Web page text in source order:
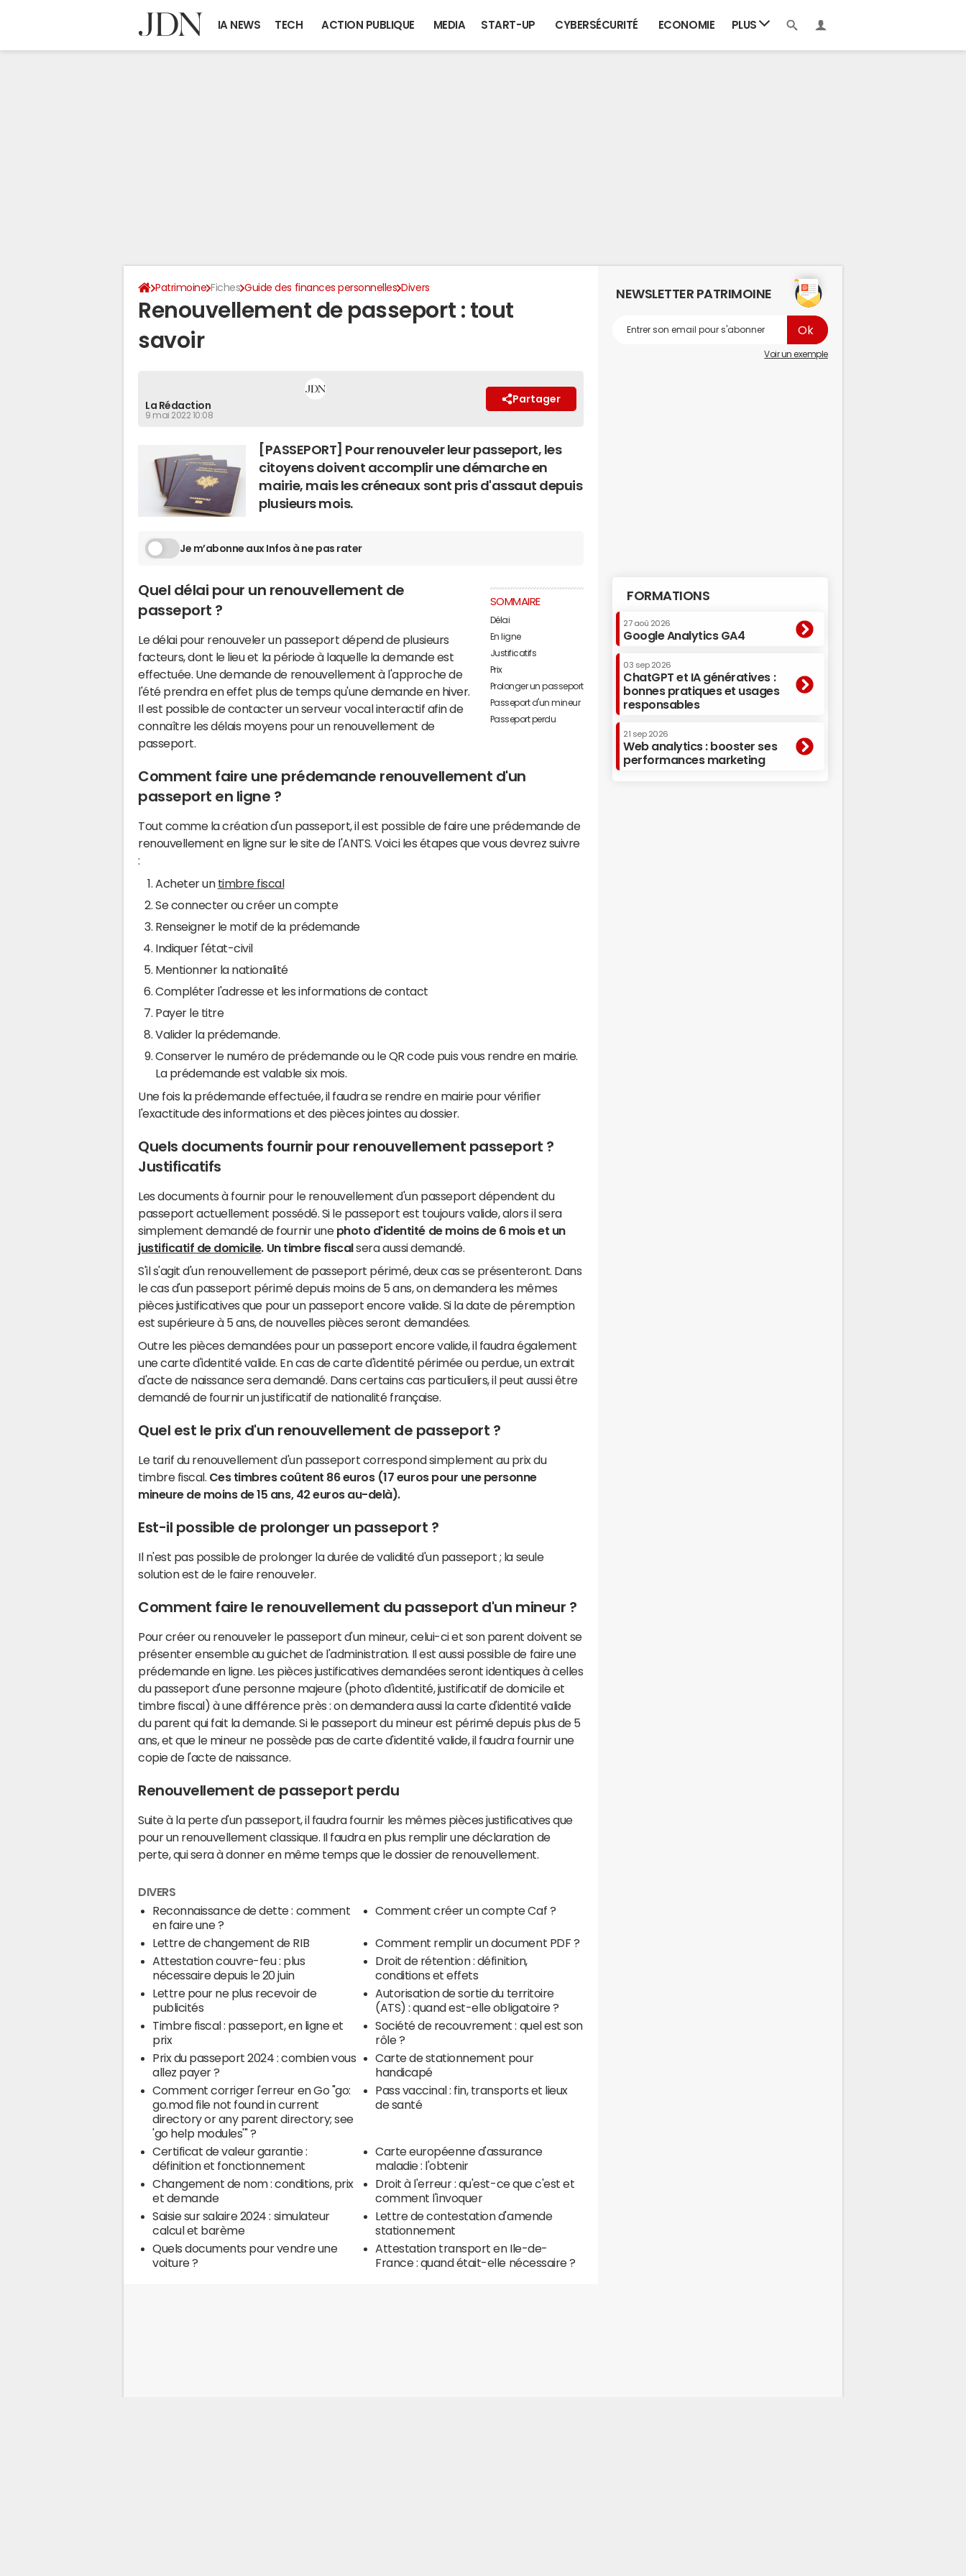
IA NEWS TECH ACTION PUBLIQUE MEDIA START-UP CYBERSÉCURITÉ ECONOMIE PLUS
Patrimoine Fiches Guide des finances personnelles Divers
Renouvellement de passeport : tout
savoir
La Rédaction
9 mai 2022 10:08
Partager
[PASSEPORT] Pour renouveler leur passeport, les
citoyens doivent accomplir une démarche en
mairie, mais les créneaux sont pris d'assaut depuis
plusieurs mois.
Je m’abonne aux Infos à ne pas rater
SOMMAIRE
Délai
En ligne
Justificatifs
Prix
Prolonger un passeport
Passeport d'un mineur
Passeport perdu
Quel délai pour un renouvellement de
passeport ?
Le délai pour renouveler un passeport dépend de plusieurs
facteurs, dont le lieu et la période à laquelle la demande est
effectuée. Une demande de renouvellement à l'approche de
l'été prendra en effet plus de temps qu'une demande en hiver.
Il est possible de contacter un serveur vocal interactif afin de
connaître les délais moyens pour un renouvellement de
passeport.
Comment faire une prédemande renouvellement d'un
passeport en ligne ?
Tout comme la création d'un passeport, il est possible de faire une prédemande de
renouvellement en ligne sur le site de l'ANTS. Voici les étapes que vous devrez suivre
:
Acheter un timbre fiscal
Se connecter ou créer un compte
Renseigner le motif de la prédemande
Indiquer l'état-civil
Mentionner la nationalité
Compléter l'adresse et les informations de contact
Payer le titre
Valider la prédemande.
Conserver le numéro de prédemande ou le QR code puis vous rendre en mairie.
La prédemande est valable six mois.
Une fois la prédemande effectuée, il faudra se rendre en mairie pour vérifier
l'exactitude des informations et des pièces jointes au dossier.
Quels documents fournir pour renouvellement passeport ?
Justificatifs
Les documents à fournir pour le renouvellement d'un passeport dépendent du
passeport actuellement possédé. Si le passeport est toujours valide, alors il sera
simplement demandé de fournir unephoto d'identité de moins de 6 mois et un
justificatif de domicile. Un timbre fiscal sera aussi demandé.
S'il s'agit d'un renouvellement de passeport périmé, deux cas se présenteront. Dans
le cas d'un passeport périmé depuis moins de 5 ans, on demandera les mêmes
pièces justificatives que pour un passeport encore valide. Si la date de péremption
est supérieure à 5 ans, de nouvelles pièces seront demandées.
Outre les pièces demandées pour un passeport encore valide, il faudra également
une carte d'identité valide. En cas de carte d'identité périmée ou perdue, un extrait
d'acte de naissance sera demandé. Dans certains cas particuliers, il peut aussi être
demandé de fournir un justificatif de nationalité française.
Quel est le prix d'un renouvellement de passeport ?
Le tarif du renouvellement d'un passeport correspond simplement au prix du
timbre fiscal. Ces timbres coûtent 86 euros (17 euros pour une personne
mineure de moins de 15 ans, 42 euros au-delà).
Est-il possible de prolonger un passeport ?
Il n'est pas possible de prolonger la durée de validité d'un passeport ; la seule
solution est de le faire renouveler.
Comment faire le renouvellement du passeport d'un mineur ?
Pour créer ou renouveler le passeport d'un mineur, celui-ci et son parent doivent se
présenter ensemble au guichet de l'administration. Il est aussi possible de faire une
prédemande en ligne. Les pièces justificatives demandées seront identiques à celles
du passeport d'une personne majeure (photo d'identité, justificatif de domicile et
timbre fiscal) à une différence près : on demandera aussi la carte d'identité valide
du parent qui fait la demande. Si le passeport du mineur est périmé depuis plus de 5
ans, et que le mineur ne possède pas de carte d'identité valide, il faudra fournir une
copie de l'acte de naissance.
Renouvellement de passeport perdu
Suite à la perte d'un passeport, il faudra fournir les mêmes pièces justificatives que
pour un renouvellement classique. Il faudra en plus remplir une déclaration de
perte, qui sera à donner en même temps que le dossier de renouvellement.
DIVERS
Reconnaissance de dette : comment
en faire une ?
Comment créer un compte Caf ?
Lettre de changement de RIB
Comment remplir un document PDF ?
Attestation couvre-feu : plus
nécessaire depuis le 20 juin
Droit de rétention : définition,
conditions et effets
Lettre pour ne plus recevoir de
publicités
Autorisation de sortie du territoire
(ATS) : quand est-elle obligatoire ?
Timbre fiscal : passeport, en ligne et
prix
Société de recouvrement : quel est son
rôle ?
Prix du passeport 2024 : combien vous
allez payer ?
Carte de stationnement pour
handicapé
Comment corriger l'erreur en Go "go:
go.mod file not found in current
directory or any parent directory; see
'go help modules'" ?
Pass vaccinal : fin, transports et lieux
de santé
Certificat de valeur garantie :
définition et fonctionnement
Carte européenne d'assurance
maladie : l'obtenir
Changement de nom : conditions, prix
et demande
Droit à l'erreur : qu'est-ce que c'est et
comment l'invoquer
Saisie sur salaire 2024 : simulateur
calcul et barème
Lettre de contestation d'amende
stationnement
Quels documents pour vendre une
voiture ?
Attestation transport en Ile-de-
France : quand était-elle nécessaire ?
NEWSLETTER PATRIMOINE
Voir un exemple
FORMATIONS
27 aoû 2026
Google Analytics GA4
03 sep 2026
ChatGPT et IA génératives :
bonnes pratiques et usages
responsables
21 sep 2026
Web analytics : booster ses
performances marketing